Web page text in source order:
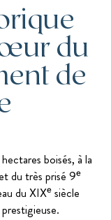
du
de
boisés, à la
du très prisé 9ᵉ
du XIXᵉ siècle